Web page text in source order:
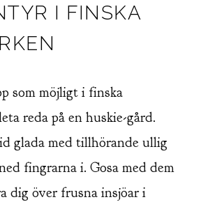
I FINSKA
som möjligt i finska
reda på en huskie-gård.
glada med tillhörande ullig
fingrarna i. Gosa med dem
dig över frusna insjöar i